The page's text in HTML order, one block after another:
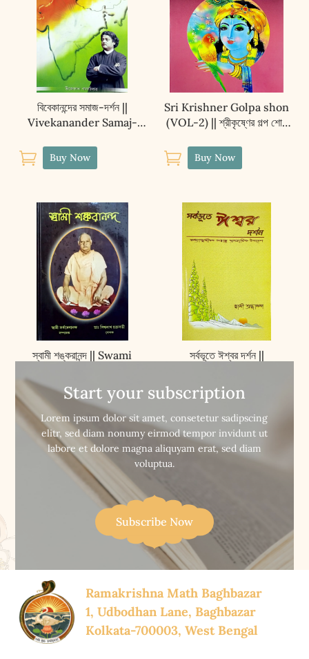
বিবেকানন্দের সমাজ-দর্শন ||
Vivekanander Samaj-
 Buy Now
Sri Krishner Golpa shon
(VOL-2) || শ্রীকৃষ্ণের গল্প শোন
 Buy Now
স্বামী শঙ্করানন্দ || Swami
 Buy Now
সর্বভূতে ঈশ্বর দর্শন ||
Darshan
Buy Now
Start your subscription
Lorem ipsum dolor sit amet, consetetur sadipscing
elitr, sed diam nonumy eirmod tempor invidunt ut
labore et dolore magna aliquyam erat, sed diam
voluptua.
Subscribe Now
Ramakrishna Math Baghbazar
1, Udbodhan Lane, Baghbazar
Kolkata-700003, West Bengal